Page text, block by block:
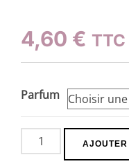
4,60 € TTC
Parfum
quantité
de